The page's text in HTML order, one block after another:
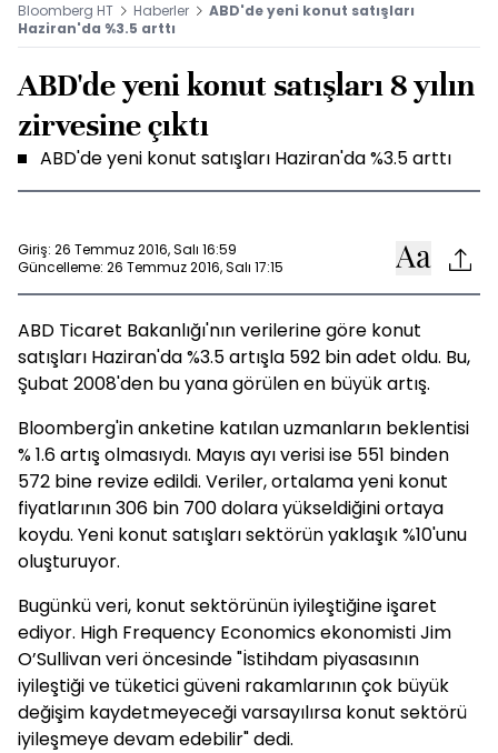
Bloomberg HT Haberler
ABD'de yeni konut satışları
Haziran'da %3.5 arttı
ABD'de yeni konut satışları 8 yılın
zirvesine çıktı
ABD'de yeni konut satışları Haziran'da %3.5 arttı
Giriş: 26 Temmuz 2016, Salı 16:59
Güncelleme: 26 Temmuz 2016, Salı 17:15
ABD Ticaret Bakanlığı'nın verilerine göre konut
satışları Haziran'da %3.5 artışla 592 bin adet oldu. Bu,
Şubat 2008'den bu yana görülen en büyük artış.
Bloomberg'in anketine katılan uzmanların beklentisi
% 1.6 artış olmasıydı. Mayıs ayı verisi ise 551 binden
572 bine revize edildi. Veriler, ortalama yeni konut
fiyatlarının 306 bin 700 dolara yükseldiğini ortaya
koydu. Yeni konut satışları sektörün yaklaşık %10'unu
oluşturuyor.
Bugünkü veri, konut sektörünün iyileştiğine işaret
ediyor. High Frequency Economics ekonomisti Jim
O’Sullivan veri öncesinde "İstihdam piyasasının
iyileştiği ve tüketici güveni rakamlarının çok büyük
değişim kaydetmeyeceği varsayılırsa konut sektörü
iyileşmeye devam edebilir" dedi.